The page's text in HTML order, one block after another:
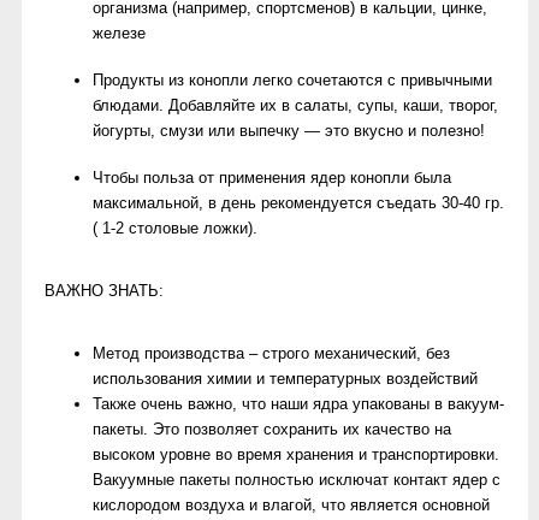
организма (например, спортсменов) в кальции, цинке,
железе
Продукты из конопли легко сочетаются с привычными
блюдами. Добавляйте их в салаты, супы, каши, творог,
йогурты, смузи или выпечку — это вкусно и полезно!
Чтобы польза от применения ядер конопли была
максимальной, в день рекомендуется съедать 30-40 гр.
( 1-2 столовые ложки).
ВАЖНО ЗНАТЬ:
Метод производства – строго механический, без
использования химии и температурных воздействий
Также очень важно, что наши ядра упакованы в вакуум-
пакеты. Это позволяет сохранить их качество на
высоком уровне во время хранения и транспортировки.
Вакуумные пакеты полностью исключат контакт ядер с
кислородом воздуха и влагой, что является основной